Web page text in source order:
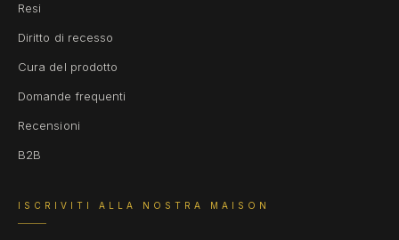
Resi
Diritto di recesso
Cura del prodotto
Domande frequenti
Recensioni
B2B
ISCRIVITI ALLA NOSTRA MAISON